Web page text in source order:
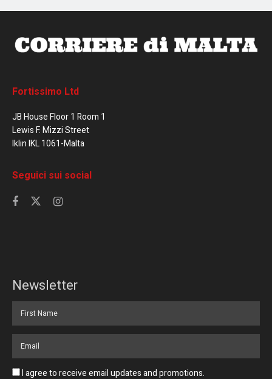
Fortissimo Ltd
JB House Floor 1 Room 1
Lewis F. Mizzi Street
Iklin IKL 1061-Malta
Seguici sui social
Newsletter
I agree to receive email updates and promotions.